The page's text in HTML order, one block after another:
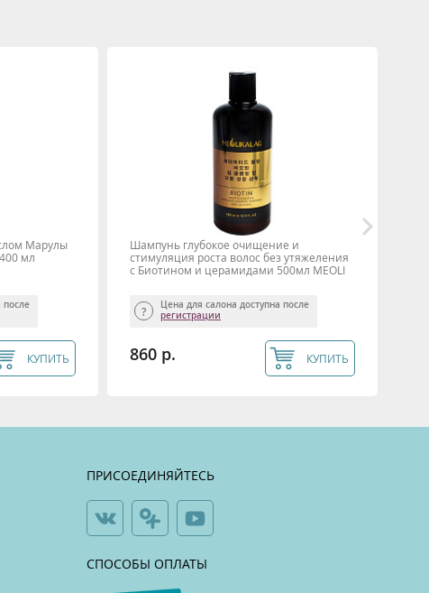
Марулы
мл
после
КУПИТЬ
Шампунь глубокое очищение и
стимуляция роста волос без утяжеления
с Биотином и церамидами 500мл MEOLI
Цена для салона доступна после
регистрации
860 р. КУПИТЬ
ПРИСОЕДИНЯЙТЕСЬ
СПОСОБЫ ОПЛАТЫ